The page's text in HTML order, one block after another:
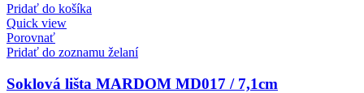
Pridať do košíka
Quick view
Porovnať
Pridať do zoznamu želaní
Soklová lišta MARDOM MD017 / 7,1cm